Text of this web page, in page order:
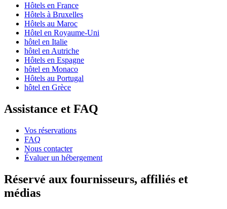
Hôtels en France
Hôtels à Bruxelles
Hôtels au Maroc
Hôtel en Royaume-Uni
hôtel en Italie
hôtel en Autriche
Hôtels en Espagne
hôtel en Monaco
Hôtels au Portugal
hôtel en Grèce
Assistance et FAQ
Vos réservations
FAQ
Nous contacter
Évaluer un hébergement
Réservé aux fournisseurs, affiliés et
médias